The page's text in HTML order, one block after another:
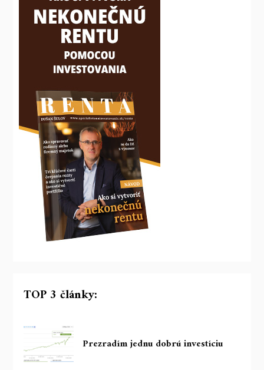
TOP 3 články:
Prezradím jednu dobrú investíciu